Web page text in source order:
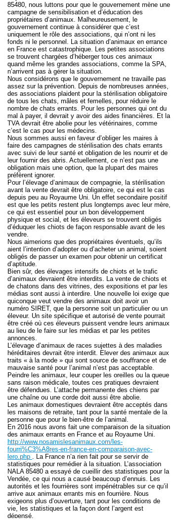
85480, nous luttons pour que le gouvernement mène une
campagne de sensibilisation et d’éducation des
propriétaires d’animaux. Malheureusement, le
gouvernement continue à considérer que c’est
uniquement le rôle des associations, qui n’ont ni les
fonds ni le personnel. La situation d’animaux en errance
en France est catastrophique. Les petites associations
se trouvent chargées d’héberger tous ces animaux
quand même les grandes associations, comme la SPA,
n’arrivent pas à gérer la situation.
Nous considérons que le gouvernement ne travaille pas
assez sur la prévention. Depuis de nombreuses années,
des associations plaident pour la stérilisation obligatoire
de tous les chats , mâles et femelles, pour réduire le
nombre de chats errants. Pour les personnes qui ont du
mal à payer, il devrait y avoir des aides financières. Et la
TVA devrait être abolie pour les vétérinaires, comme
c’est le cas pour les médecins.
Nous sommes aussi en faveur d’obliger les maires à
faire des campagnes de stérilisation des chats errants
avec suivi de leur santé et obligation de les nourrir et de
leur fournir des abris. Actuellement, ce n’est pas une
obligation mais une option, que la plupart des maires
préfèrent ignorer.
Pour l’élevage d’animaux de compagnie,
la stérilisation
avant la vente devrait être obligatoire , ce qui est le cas
depuis peu au Royaume Uni. Un effet secondaire positif
est que les petits restent plus longtemps avec leur mère,
ce qui est essentiel pour un bon développement
physique et social, et les éleveurs se trouvent obligés
d’éduquer les chiots de façon responsable avant de les
vendre.
Nous aimerions que des propriétaires éventuels, qu’ils
aient l’intention d’adopter ou d’acheter un animal, soient
obligés de passer un examen pour obtenir un certificat
d’aptitude
Bien sûr, des élevages intensifs de chiots et le trafic
d’animaux devraient être interdits. La vente de chiots et
de chatons dans des vitrines, des expositions et par les
médias sont aussi à interdire. Une nouvelle loi exige que
quiconque veut vendre des animaux doit avoir un
numéro SIRET, que la personne soit un particulier ou un
éleveur. Un site spécifique et autorisé de vente pourrait
être créé où ces éleveurs puissent vendre leurs animaux
au lieu de le faire sur les médias et par les petites
annonces.
L’élevage d’animaux de races sujettes à des maladies
héréditaires devrait être interdit. Elever des animaux aux
traits « à la mode » qui sont source de souffrance et de
mauvaise santé pour l’animal n’est pas acceptable.
Peindre les animaux, leur couper les oreilles ou la queue
sans raison médicale, toutes ces pratiques devraient
être défendues. L’attache permanente des chiens par
une chaîne ou une corde doit aussi être abolie.
Les animaux domestiques devraient être acceptés dans
les maisons de retraite, tant pour la santé mentale de la
personne que pour le bien-être de l’animal.
En 2016 nous avons fait une comparaison de la situation
des animaux errants en France et au Royaume Uni.
http://www.nosamislesanimaux.com/les-
fourri%C3%A8res-en-france-en-comparaison-avec-
lero.php
. La France n’a rien fait pour se servir de
statistiques pour remédier à la situation. L’association
NALA 85480 a essayé de cueillir des statistiques pour la
Vendée, ce qui nous a causé beaucoup d’ennuis. Les
autorités et les fourrières sont impénétrables sur ce qu’il
arrive aux animaux errants mis en fourrière. Nous
exigeons plus d’ouverture, tant pour les conditions de
vie, les statistiques et la façon dont l’argent est
dépensé.